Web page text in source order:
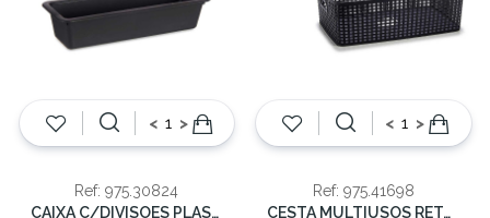
< >
Ref: 975.30824
CAIXA C/DIVISOES PLASTICO
< >
Ref: 975.41698
CESTA MULTIUSOS RETANGULAR